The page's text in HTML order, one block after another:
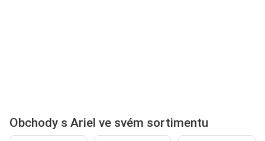
Obchody s Ariel ve svém sortimentu